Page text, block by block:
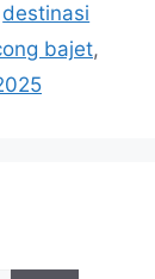
destinasi
bajet,